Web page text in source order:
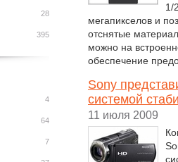
1/
мегапикселов и
отснятые
можно на
обеспечение
Sony
системой
11 июля 2009
28
395
4
64
7